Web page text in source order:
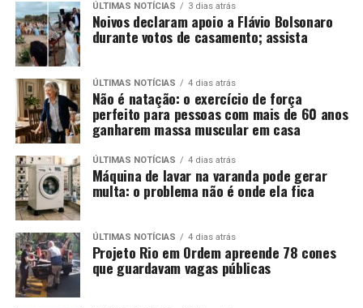
ÚLTIMAS NOTÍCIAS 3 dias atrás
Noivos declaram apoio a Flávio Bolsonaro
durante votos de casamento; assista
ÚLTIMAS NOTÍCIAS 4 dias atrás
Não é natação: o exercício de força
perfeito para pessoas com mais de 60 anos
ganharem massa muscular em casa
ÚLTIMAS NOTÍCIAS 4 dias atrás
Máquina de lavar na varanda pode gerar
multa: o problema não é onde ela fica
ÚLTIMAS NOTÍCIAS 4 dias atrás
Projeto Rio em Ordem apreende 78 cones
que guardavam vagas públicas